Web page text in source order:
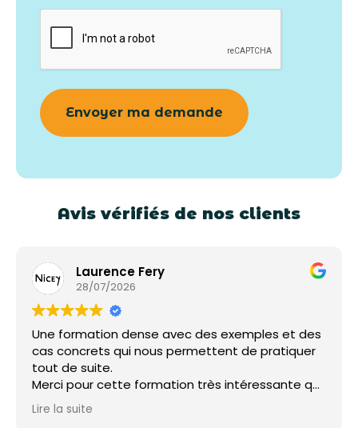
Avis vérifiés de nos clients
Laurence Fery
28/07/2026
Une formation dense avec des exemples et des
cas concrets qui nous permettent de pratiquer
tout de suite.
Merci pour cette formation très intéressante qui
ouvre un champs illimité de possibilités !
Je recommande fortement
Lire la suite